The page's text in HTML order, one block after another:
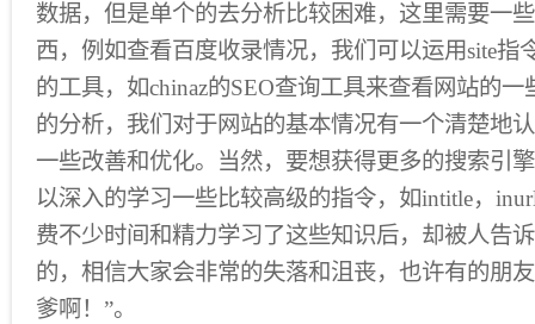
数据，但是单个的去分析比较困难，这里需要一
西，例如查看百度收录情况，我们可以运用site指
的工具，如chinaz的SEO查询工具来查看网站的
的分析，我们对于网站的基本情况有一个清楚地
一些改善和优化。当然，要想获得更多的搜索引
以深入的学习一些比较高级的指令，如intitle，
费不少时间和精力学习了这些知识后，却被人告
的，相信大家会非常的失落和沮丧，也许有的朋
爹啊！”。